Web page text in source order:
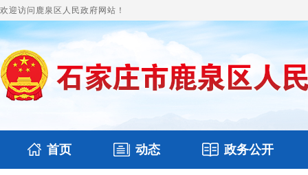
欢迎访问鹿泉区人民政府网站！
首页 动态 政务公开